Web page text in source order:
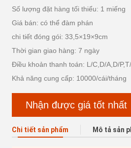
Số lượng đặt hàng tối thiểu: 1 miếng
Giá bán: có thể đàm phán
chi tiết đóng gói: 33,5×19×9cm
Thời gian giao hàng: 7 ngày
Điều khoản thanh toán: L/C,D/A,D/
Khả năng cung cấp: 10000/cái/tháng
Nhận được giá tốt nhất
Chi tiết sản phẩm Mô tả sản